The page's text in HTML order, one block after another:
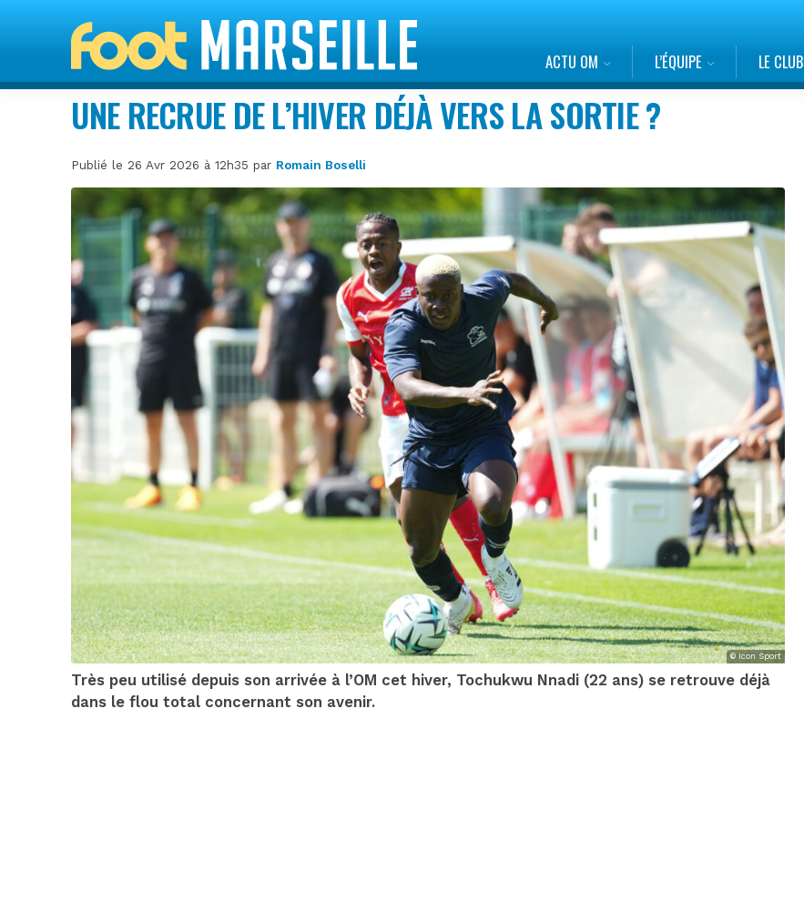
ACTU OM L’ÉQUIPE LE CLUB
UNE RECRUE DE L’HIVER DÉJÀ VERS LA SORTIE ?
Publié le 26 Avr 2026 à 12h35 par Romain Boselli
© Icon Sport
Très peu utilisé depuis son arrivée à l’OM cet hiver, Tochukwu Nnadi (22 ans) se retrouve déjà
dans le flou total concernant son avenir.